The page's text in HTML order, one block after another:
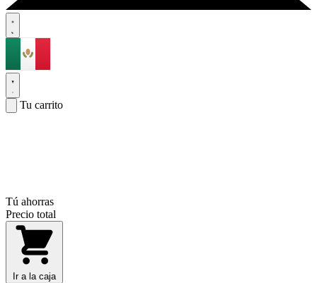
Tu carrito
Tú ahorras
Precio total
Ir a la caja